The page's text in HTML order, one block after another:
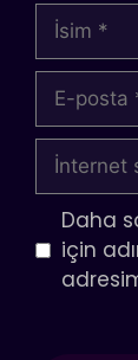
İsim
posta
İnternet
sitesi
Daha
için